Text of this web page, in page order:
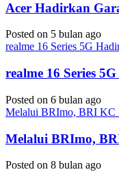
Acer Hadirkan
Posted on 5 bulan ago
realme 16 Series 5G
realme 16 Series
Posted on 6 bulan ago
Melalui BRImo, BRI KC
Melalui BRImo,
Posted on 8 bulan ago